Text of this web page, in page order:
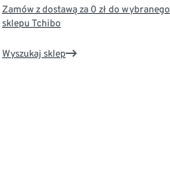
Zamów z dostawą za 0 zł do wybranego
sklepu Tchibo
Wyszukaj sklep